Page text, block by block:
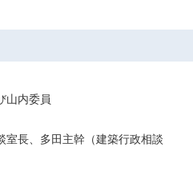
山内委員
室長、多田主幹（建築行政相談